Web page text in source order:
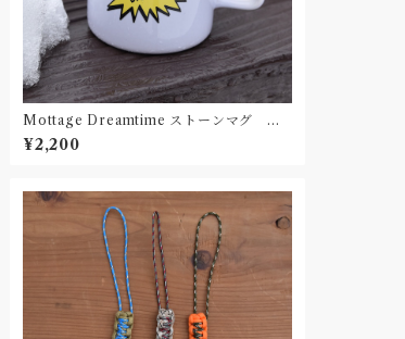
Mottage Dreamtime ストーンマグ 陶
器
¥2,200